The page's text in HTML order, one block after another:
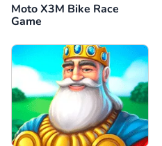
Moto X3M Bike Race
Game